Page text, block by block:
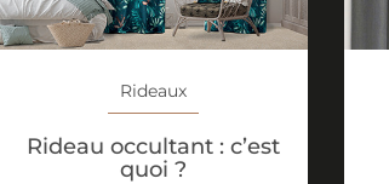
Rideaux
Rideau occultant : c’est
quoi ?